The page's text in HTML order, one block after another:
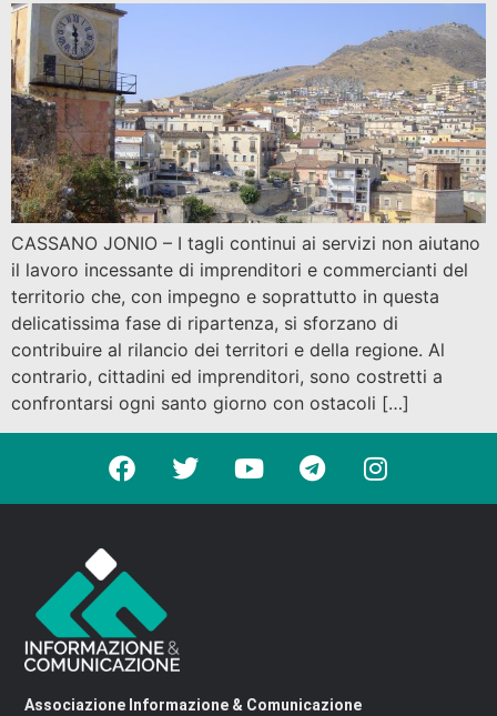
CASSANO JONIO – I tagli continui ai servizi non aiutano
il lavoro incessante di imprenditori e commercianti del
territorio che, con impegno e soprattutto in questa
delicatissima fase di ripartenza, si sforzano di
contribuire al rilancio dei territori e della regione. Al
contrario, cittadini ed imprenditori, sono costretti a
confrontarsi ogni santo giorno con ostacoli […]
Associazione Informazione & Comunicazione